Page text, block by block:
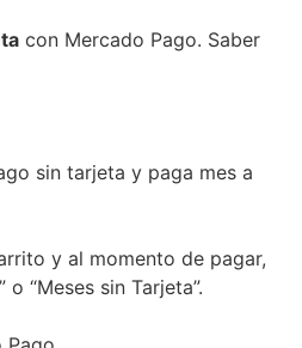
con Mercado Pago. Saber
sin tarjeta y paga mes a
y al momento de pagar,
“Meses sin Tarjeta”.